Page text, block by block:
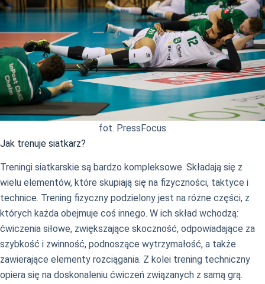
fot. PressFocus
Jak trenuje siatkarz?
Treningi siatkarskie są bardzo kompleksowe. Składają się z
wielu elementów, które skupiają się na fizyczności, taktyce i
technice. Trening fizyczny podzielony jest na różne części, z
których każda obejmuje coś innego. W ich skład wchodzą:
ćwiczenia siłowe, zwiększające skoczność, odpowiadające za
szybkość i zwinność, podnoszące wytrzymałość, a także
zawierające elementy rozciągania. Z kolei trening techniczny
opiera się na doskonaleniu ćwiczeń związanych z samą grą.